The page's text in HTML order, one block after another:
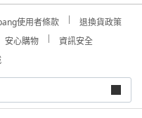
使用者條款
退換貨政策
安心購物
資訊安全